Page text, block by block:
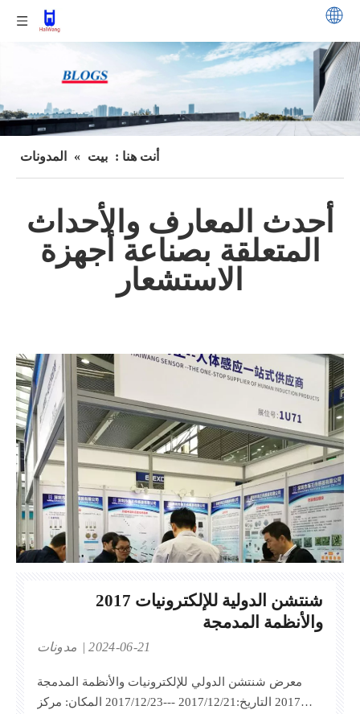
أنت هنا : بيت » المدونات
أحدث المعارف والأحداث
المتعلقة بصناعة أجهزة
الاستشعار
2017 شنتشن الدولية للإلكترونيات
والأنظمة المدمجة
مدونات 2024-06-21
معرض شنتشن الدولي للإلكترونيات والأنظمة المدمجة
2017 التاريخ:2017/12/21 ---2017/12/23 المكان: مركز